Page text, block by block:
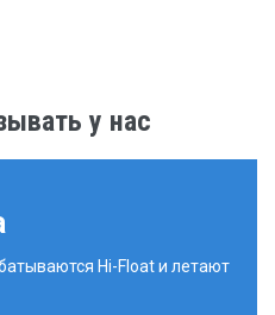
у нас
Hi-Float и летают